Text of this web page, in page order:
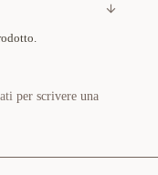
per scrivere una